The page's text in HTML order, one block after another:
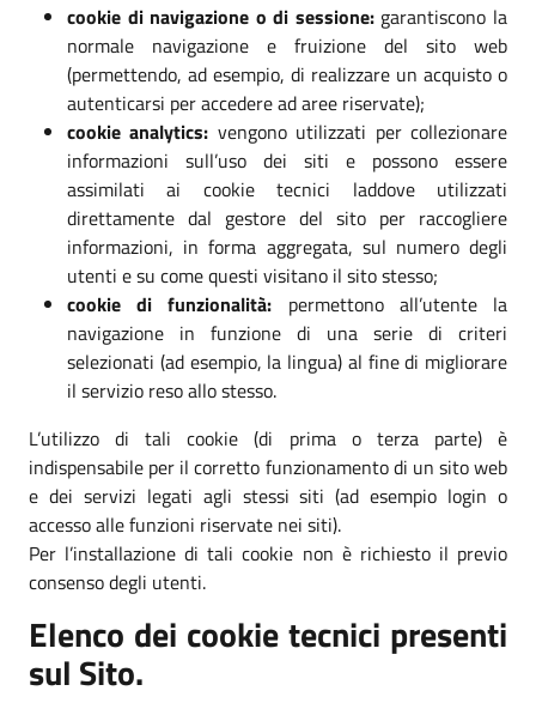
cookie di navigazione o di sessione:garantiscono la
normale navigazione e fruizione del sito web
(permettendo, ad esempio, di realizzare un acquisto o
autenticarsi per accedere ad aree riservate);
cookie analytics: vengono utilizzati per collezionare
informazioni sull’uso dei siti e possono essere
assimilati ai cookie tecnici laddove utilizzati
direttamente dal gestore del sito per raccogliere
informazioni, in forma aggregata, sul numero degli
utenti e su come questi visitano il sito stesso;
cookie di funzionalità: permettono all’utente la
navigazione in funzione di una serie di criteri
selezionati (ad esempio, la lingua) al fine di migliorare
il servizio reso allo stesso.
L’utilizzo di tali cookie (di prima o terza parte) è
indispensabile per il corretto funzionamento di un sito web
e dei servizi legati agli stessi siti (ad esempio login o
accesso alle funzioni riservate nei siti).
Per l’installazione di tali cookie non è richiesto il previo
consenso degli utenti.
Elenco dei cookie tecnici presenti
sul Sito.